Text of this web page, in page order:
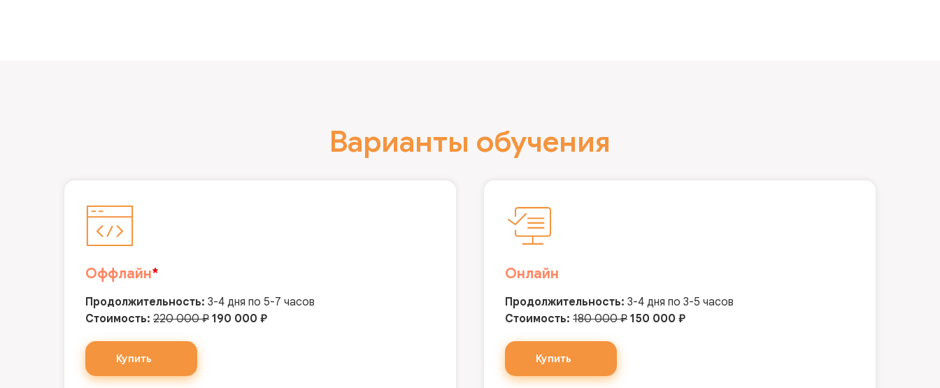
Варианты обучения
Оффлайн*
Продолжительность: 3-4 дня по 5-7 часов
Стоимость: 220 000 ₽ 190 000 ₽
Купить
Онлайн
Продолжительность: 3-4 дня по 3-5 часов
Стоимость: 180 000 ₽ 150 000 ₽
Купить